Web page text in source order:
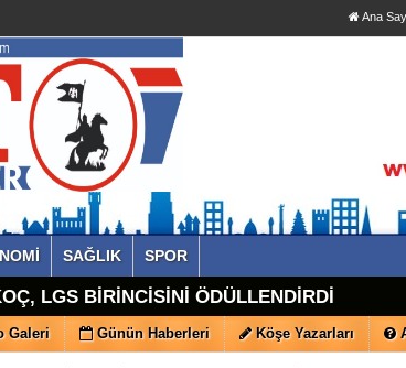
Ana
SAĞLIK SPOR
LGS BİRİNCİSİNİ ÖDÜLLENDİRDİ
Galeri Günün Haberleri Köşe Yazarları